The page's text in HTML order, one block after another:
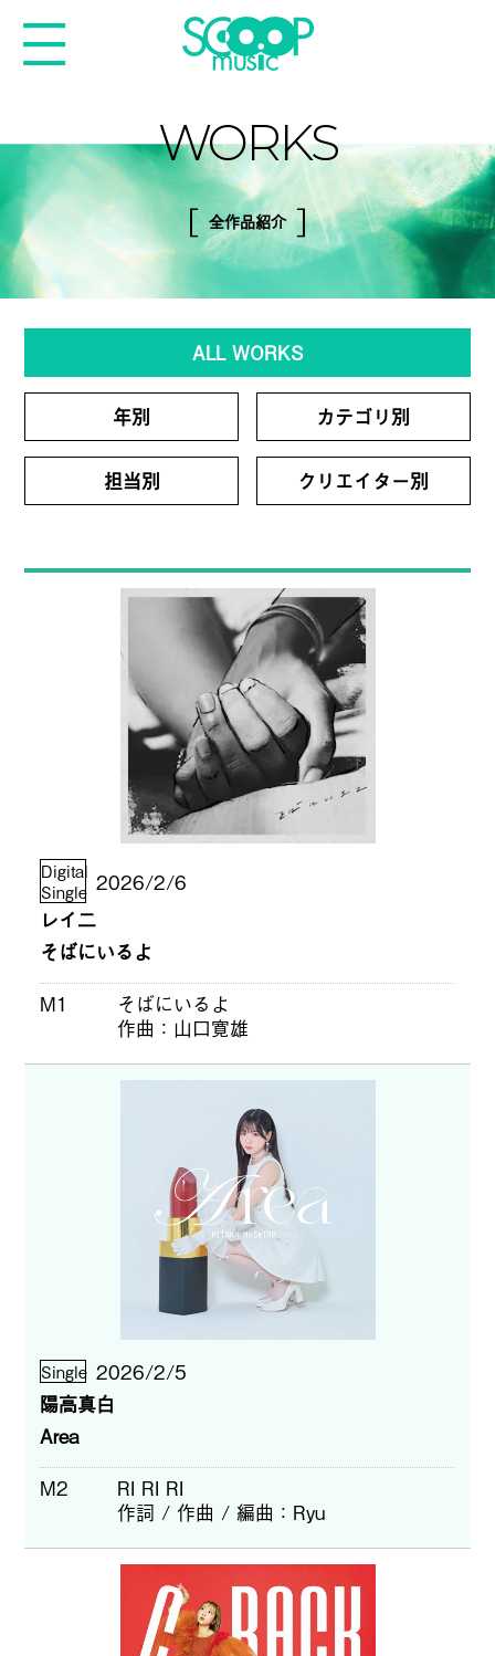
WORKS
全作品紹介
ALL WORKS
年別 カテゴリ別
担当別 クリエイター別
Digital
Single 2026/2/6
レイ二
そばにいるよ
M1
そばにいるよ
作曲
山口寛雄
Single 2026/2/5
陽高真白
Area
M2
RI RI RI
作詞 / 作曲 / 編曲
Ryu